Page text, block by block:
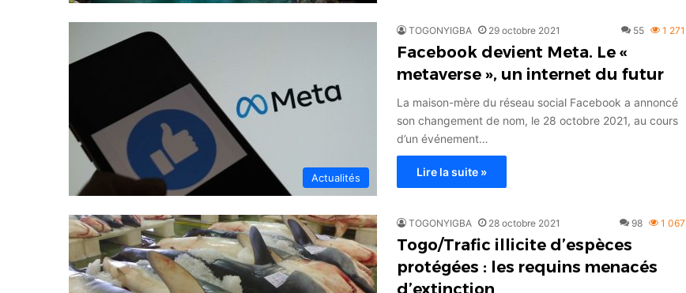
Actualités
TOGONYIGBA 29 octobre 2021 55 1 271
Facebook devient Meta. Le «
metaverse », un internet du futur
La maison-mère du réseau social Facebook a annoncé
son changement de nom, le 28 octobre 2021, au cours
d’un événement…
Lire la suite »
TOGONYIGBA 28 octobre 2021 98 1 067
Togo/Trafic illicite d’espèces
protégées : les requins menacés
d’extinction